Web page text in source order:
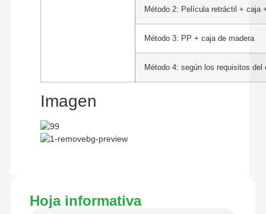
Método 2: Película retráctil + caja
Método 3: PP + caja de madera
Método 4: según los requisitos del
Imagen
Hoja informativa